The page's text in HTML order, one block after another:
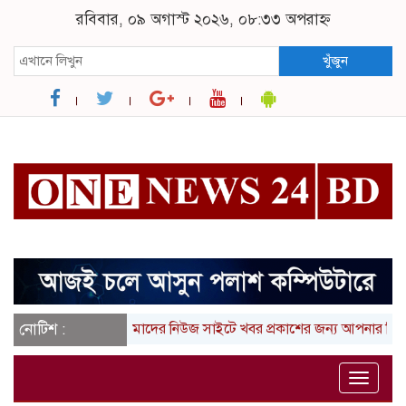
রবিবার, ০৯ অগাস্ট ২০২৬, ০৮:৩৩ অপরাহ্ন
খুঁজুন
নোটিশ : আমাদের নিউজ সাইটে খবর প্রকাশের জন্য আপনার লিখা
Toggle